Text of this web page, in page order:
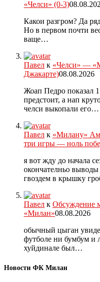
«Челси» (0-3)
Какои разгром? Да
Но в первом почти
ваще…
Павел к «Челси» —
Джакарте)08.08.2026
Жоап Педро показал
предстоит, а нап
челси выкопали его…
Павел к «Милану»
три игры — ноль
я вот жду до начала
окончателньо
гвоздем в крышку
Павел к Обсуждение
«Милан»08.08.2026
обычный цыган
футболе ни бумбум и
хуйдинале был…
Новости ФК Милан